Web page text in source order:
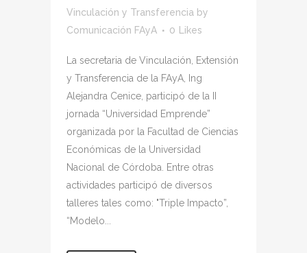
Vinculación y Transferencia by
Comunicación FAyA
0 Likes
La secretaria de Vinculación, Extensión
y Transferencia de la FAyA, Ing
Alejandra Cenice, participó de la II
jornada “Universidad Emprende”
organizada por la Facultad de Ciencias
Económicas de la Universidad
Nacional de Córdoba. Entre otras
actividades participó de diversos
talleres tales como: "Triple Impacto”,
“Modelo...